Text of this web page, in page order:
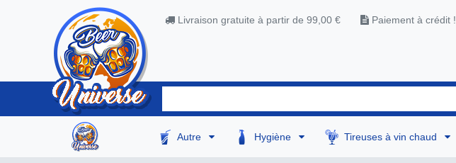
Livraison gratuite à partir de 99,00 € Paiement à crédit !
Autre Hygiène Tireuses à vin chaud